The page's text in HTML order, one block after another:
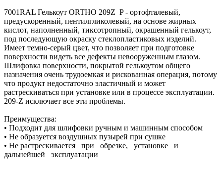
7001RAL Гелькоут ORTHO 209Z P - ортофталевый,
предускоренный, пентилгликолевый, на основе жирных
кислот, наполненный, тиксотропный, окрашенный гелькоут,
под последующую окраску стеклопластиковых изделий.
Имеет темно-серый цвет, что позволяет при подготовке
поверхности видеть все дефекты невооруженным глазом.
Шлифовка поверхности, покрытой гелькоутом общего
назначения очень трудоемкая и рискованная операция, потому
что продукт недостаточно эластичный и может
растрескиваться при установке или в процессе эксплуатации.
209-Z исключает все эти проблемы.
Преимущества:
• Подходит для шлифовки ручным и машинным способом
• Не образуется воздушных пузырей при сушке
• Не растрескивается при обрезке, установке и
дальнейшей эксплуатации